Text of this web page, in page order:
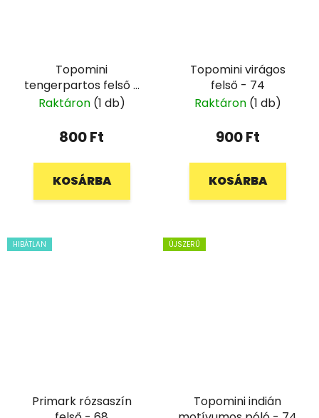
Topomini
tengerpartos felső -
74
Raktáron (1 db)
800 Ft
KOSÁRBA
Topomini virágos
felső - 74
Raktáron (1 db)
900 Ft
KOSÁRBA
HIBÁTLAN
Primark rózsaszín
ÚJSZERŰ
Topomini indián